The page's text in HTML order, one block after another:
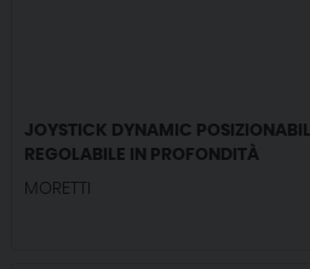
JOYSTICK DYNAMIC
REGOLABILE IN PROFONDITÀ
MORETTI